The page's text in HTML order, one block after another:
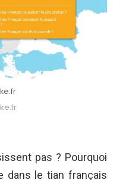
pas ? Pourquoi
dans le tian français